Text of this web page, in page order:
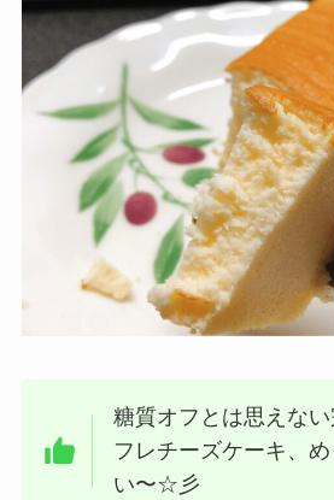
糖質オフとは思えな
フレチーズケーキ、
い〜☆彡